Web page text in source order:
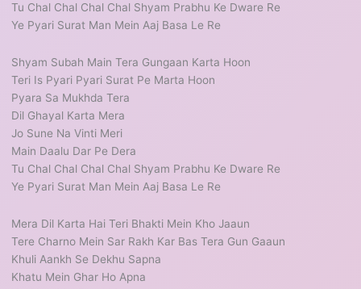
Tu Chal Chal Chal Chal Shyam Prabhu Ke Dware Re
Ye Pyari Surat Man Mein Aaj Basa Le Re
Shyam Subah Main Tera Gungaan Karta Hoon
Teri Is Pyari Pyari Surat Pe Marta Hoon
Pyara Sa Mukhda Tera
Dil Ghayal Karta Mera
Jo Sune Na Vinti Meri
Main Daalu Dar Pe Dera
Tu Chal Chal Chal Chal Shyam Prabhu Ke Dware Re
Ye Pyari Surat Man Mein Aaj Basa Le Re
Mera Dil Karta Hai Teri Bhakti Mein Kho Jaaun
Tere Charno Mein Sar Rakh Kar Bas Tera Gun Gaaun
Khuli Aankh Se Dekhu Sapna
Khatu Mein Ghar Ho Apna